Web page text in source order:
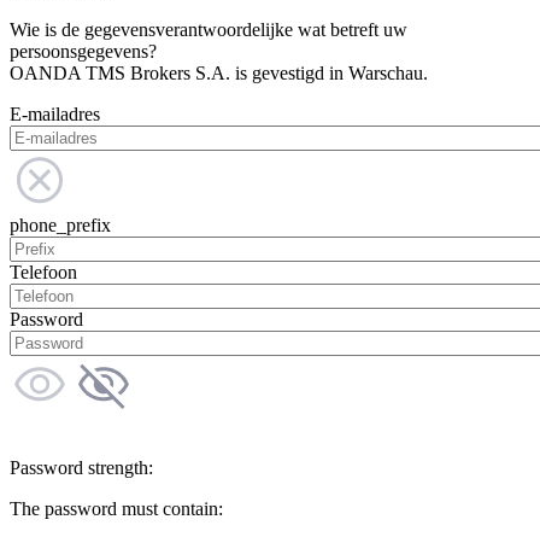
Wie is de gegevensverantwoordelijke wat betreft uw
persoonsgegevens?
OANDA TMS Brokers S.A. is gevestigd in Warschau.
E-mailadres
phone_prefix
Telefoon
Password
Password strength:
The password must contain: